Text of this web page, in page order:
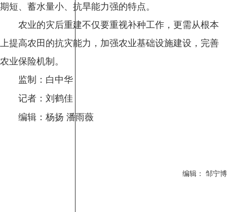
期短、蓄水量小、抗旱能力强的特点。
农业的灾后重建不仅要重视补种工作，更需从根本
上提高农田的抗灾能力，加强农业基础设施建设，完善
农业保险机制。
监制：白中华
记者：刘鹤佳
编辑：杨扬 潘雨薇
编辑： 邹宁博